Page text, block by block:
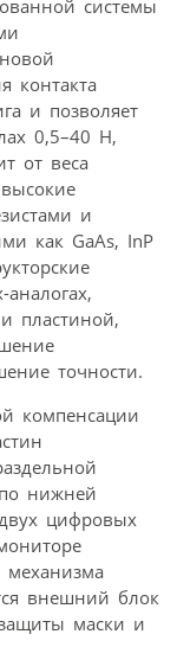
системы
контакта
и позволяет
0,5–40 Н,
от веса
и
как GaAs, InP
пластиной,
точности.
нижней
цифровых
внешний блок
маски и